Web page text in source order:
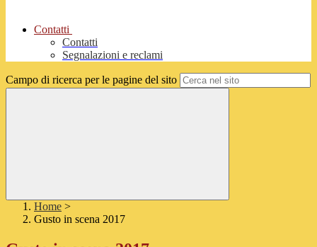
Contatti
Contatti
Segnalazioni e reclami
Campo di ricerca per le pagine del sito
Home >
Gusto in scena 2017